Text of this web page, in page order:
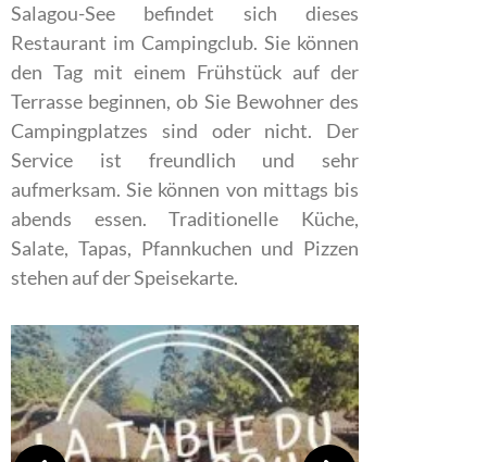
Salagou-See befindet sich dieses
Restaurant im Campingclub. Sie können
den Tag mit einem Frühstück auf der
Terrasse beginnen, ob Sie Bewohner des
Campingplatzes sind oder nicht. Der
Service ist freundlich und sehr
aufmerksam. Sie können von mittags bis
abends essen. Traditionelle Küche,
Salate, Tapas, Pfannkuchen und Pizzen
stehen auf der Speisekarte.